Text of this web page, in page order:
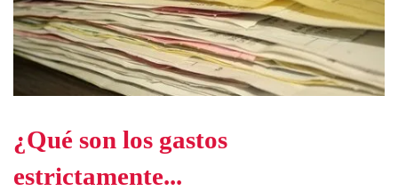
¿Qué son los gastos
estrictamente...